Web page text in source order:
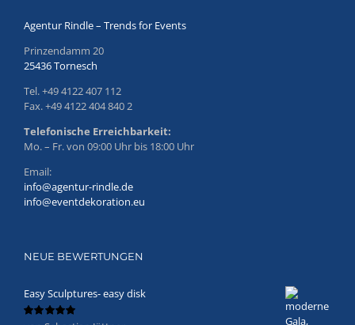
Agentur Rindle – Trends for Events
Prinzendamm 20
25436 Tornesch
Tel. +49 4122 407 112
Fax. +49 4122 404 840 2
Telefonische Erreichbarkeit:
Mo. – Fr. von 09:00 Uhr bis 18:00 Uhr
Email:
info@agentur-rindle.de
info@eventdekoration.eu
NEUE BEWERTUNGEN
Easy Sculptures- easy disk